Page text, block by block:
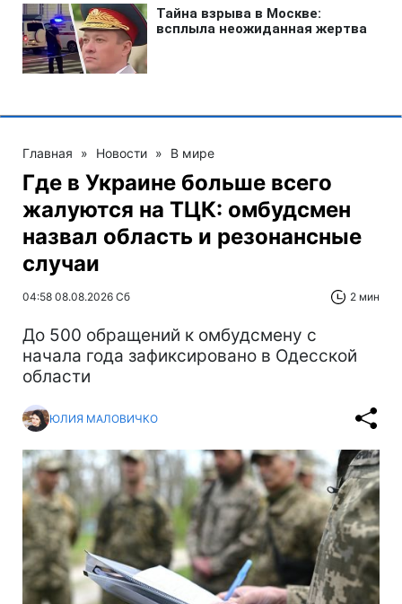
Главная » Новости » В мире
Где в Украине больше всего
жалуются на ТЦК: омбудсмен
назвал область и резонансные
случаи
04:58 08.08.2026 Сб 2 мин
До 500 обращений к омбудсмену с
начала года зафиксировано в Одесской
области
ЮЛИЯ МАЛОВИЧКО